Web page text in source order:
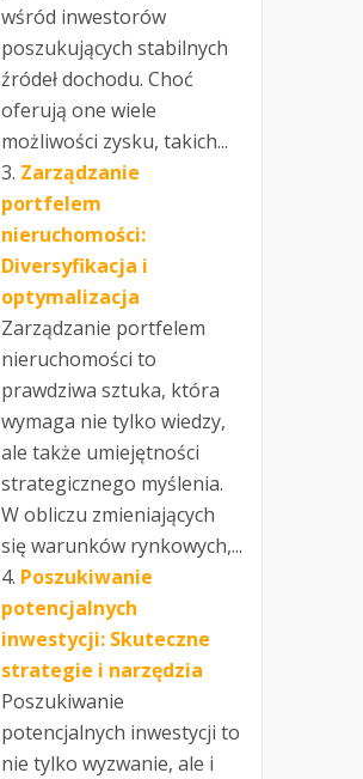
wśród inwestorów
poszukujących stabilnych
źródeł dochodu. Choć
oferują one wiele
możliwości zysku, takich...
Zarządzanie
portfelem
nieruchomości:
Diversyfikacja i
optymalizacja
Zarządzanie portfelem
nieruchomości to
prawdziwa sztuka, która
wymaga nie tylko wiedzy,
ale także umiejętności
strategicznego myślenia.
W obliczu zmieniających
się warunków rynkowych,...
Poszukiwanie
potencjalnych
inwestycji: Skuteczne
strategie i narzędzia
Poszukiwanie
potencjalnych inwestycji to
nie tylko wyzwanie, ale i